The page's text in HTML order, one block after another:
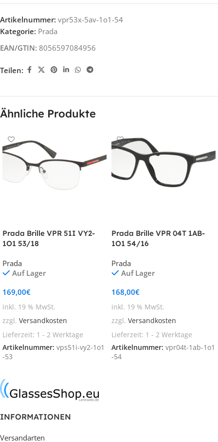
Artikelnummer: vpr53x-5av-1o1-54
Kategorie: Prada
EAN/GTIN: 8056597084956
Teilen:
Ähnliche Produkte
Prada Brille VPR 51I VY2-
1O1 53/18
Prada
Auf Lager
169,00€
inkl. 19 % MwSt.
zzgl. Versandkosten
Lieferzeit: 1 - 2 Werktage
Artikelnummer: vps51i-vy2-1o1
-53
Prada Brille VPR 04T 1AB-
1O1 54/16
Prada
Auf Lager
168,00€
inkl. 19 % MwSt.
zzgl. Versandkosten
Lieferzeit: 1 - 2 Werktage
Artikelnummer: vpr04t-1ab-1o1
-54
INFORMATIONEN
Versandarten